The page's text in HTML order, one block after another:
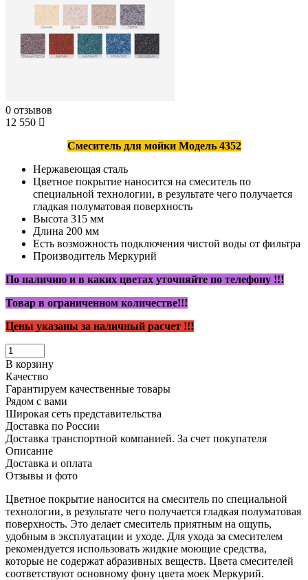
0 отзывов
12 550
Смеситель для мойки Модель 4352
Нержавеющая сталь
Цветное покрытие наносится на смеситель по
специальной технологии, в результате чего получается
гладкая полуматовая поверхность
Высота 315 мм
Длина 200 мм
Есть возможность подключения чистой воды от фильтра
Производитель Меркурий
По наличию и в каких цветах уточняйте по телефону !!!
Товар в ограниченном количестве!!!
Цены указаны за наличный расчет !!!
В корзину
Качество
Гарантируем качественные товары
Рядом с вами
Широкая сеть представительства
Доставка по России
Доставка транспортной компанией. За счет покупателя
Описание
Доставка и оплата
Отзывы и фото
Цветное покрытие наносится на смеситель по специальной
технологии, в результате чего получается гладкая полуматовая
поверхность. Это делает смеситель приятным на ощупь,
удобным в эксплуатации и уходе. Для ухода за смесителем
рекомендуется использовать жидкие моющие средства,
которые не содержат абразивных веществ. Цвета смесителей
соответствуют основному фону цвета моек Меркурий.